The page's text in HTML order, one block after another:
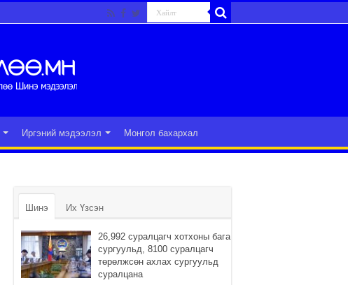
Иргэний мэдээлэл Монгол бахархал
Шинэ Их Үзсэн
26,992 суралцагч хотхоны бага
сургуульд, 8100 суралцагч
төрөлжсөн ахлах сургуульд
суралцана